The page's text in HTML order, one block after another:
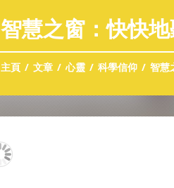
智慧之窗：快快
主頁 文章 心靈 科學信仰 智慧